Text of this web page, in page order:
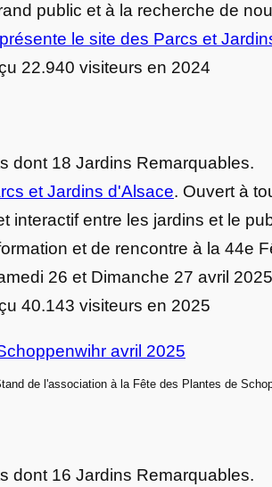
public et à la recherche de
le site des Parcs et
22.940 visiteurs en 2024
dont 18 Jardins Remarquables.
et Jardins d'Alsace. Ouvert à
interactif entre les jardins et le
et de rencontre à la 44e
26 et Dimanche 27 avril 2025
40.143 visiteurs en 2025
de l'association à la Fête des Plantes de
dont 16 Jardins Remarquables.